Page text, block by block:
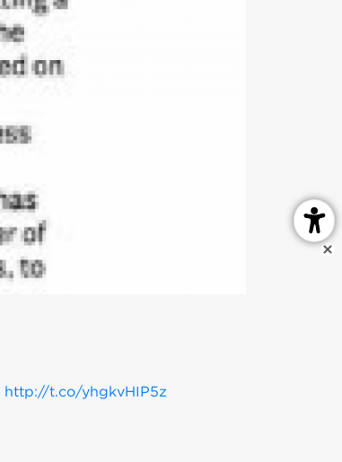
http://t.co/yhgkvHIP5z